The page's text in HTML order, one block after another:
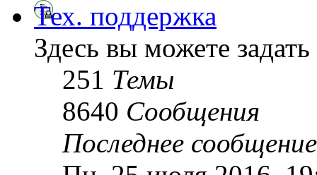
Тех. поддержка
Здесь вы можете
251 Темы
8640 Сообщения
Последнее сообщение